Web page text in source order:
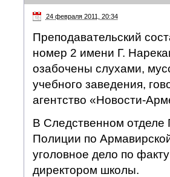
24 февраля 2011, 20:34
Преподавательский
номер 2 имени Г.
озабочены слухами,
учебного заведения,
агентство «Новости-
В Следственном отделе
Полиции по
уголовное дело по
директором школы.